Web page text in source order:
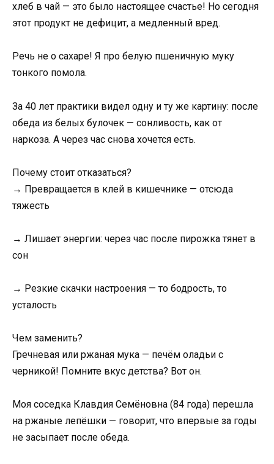
хлеб в чай — это было настоящее счастье! Но сегодня
этот продукт не дефицит, а медленный вред.
Речь не о сахаре! Я про белую пшеничную муку
тонкого помола.
За 40 лет практики видел одну и ту же картину: после
обеда из белых булочек — сонливость, как от
наркоза. А через час снова хочется есть.
Почему стоит отказаться?
→ Превращается в клей в кишечнике — отсюда
тяжесть
→ Лишает энергии: через час после пирожка тянет в
сон
→ Резкие скачки настроения — то бодрость, то
усталость
Чем заменить?
Гречневая или ржаная мука — печём оладьи с
черникой! Помните вкус детства? Вот он.
Моя соседка Клавдия Семёновна (84 года) перешла
на ржаные лепёшки — говорит, что впервые за годы
не засыпает после обеда.